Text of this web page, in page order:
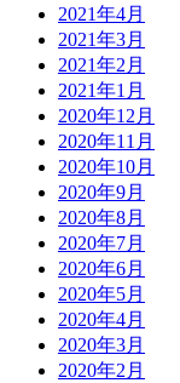
2021年4月
2021年3月
2021年2月
2021年1月
2020年12月
2020年11月
2020年10月
2020年9月
2020年8月
2020年7月
2020年6月
2020年5月
2020年4月
2020年3月
2020年2月